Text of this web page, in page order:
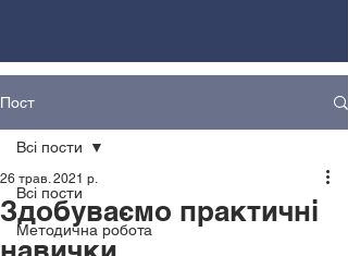
Пост
Всі пости
Методична робота
Всі пости
Здобуваємо практичні
26 трав. 2021 р.